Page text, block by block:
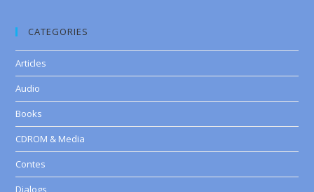
CATEGORIES
Articles
Audio
Books
CDROM & Media
Contes
Dialogs